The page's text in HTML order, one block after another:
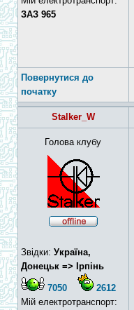
ЗАЗ 965
Повернутися до
початку
Stalker_W
Голова клубу
Звідки: Україна,
Донецьк => Ірпінь
7050
2612
Мій електротранспорт: